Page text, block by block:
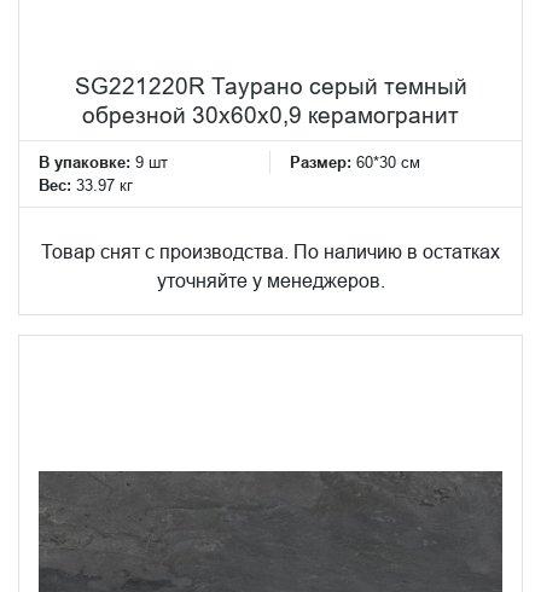
SG221220R Таурано серый темный
обрезной 30x60x0,9 керамогранит
В упаковке: 9 шт Размер: 60*30 см
Вес: 33.97 кг
Товар снят с производства. По наличию в остатках
уточняйте у менеджеров.